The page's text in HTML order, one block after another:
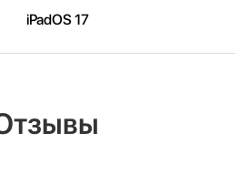
iPadOS 17